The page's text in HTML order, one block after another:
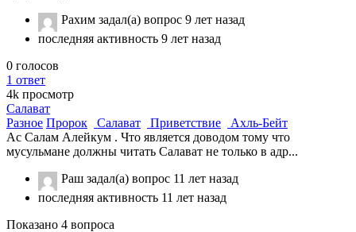
Рахим задал(а) вопрос 9 лет назад
последняя активность 9 лет назад
0 голосов
1 ответ
4k просмотр
Салават
Разное Пророк Салават Приветствие
Ахль-Бейт
Ас Салам Алейкум . Что является доводом тому что
мусульмане должны читать Салават не только в адр...
Раш задал(а) вопрос 11 лет назад
последняя активность 11 лет назад
Показано 4 вопроса